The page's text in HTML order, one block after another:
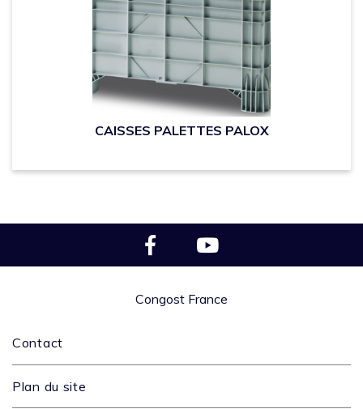
CAISSES PALETTES PALOX
Congost France
Contact
Plan du site